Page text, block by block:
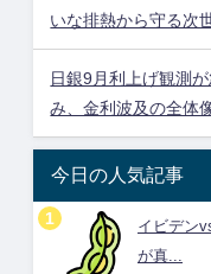
いな排熱から守る次
日銀9月利上げ観測
み、金利波及の全体
今日の人気記事
イビデン
が真...